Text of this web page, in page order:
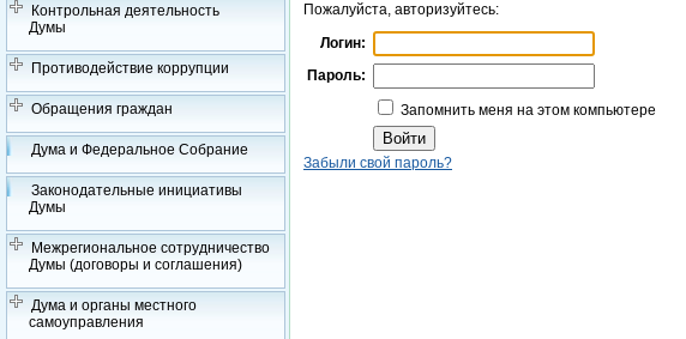
Контрольная деятельность
Думы
Противодействие коррупции
Обращения граждан
Дума и Федеральное Собрание
Законодательные инициативы
Думы
Межрегиональное сотрудничество
Думы (договоры и соглашения)
Дума и органы местного
самоуправления
Пожалуйста, авторизуйтесь:
Логин:
Пароль:
Запомнить меня на этом компьютере
Забыли свой пароль?